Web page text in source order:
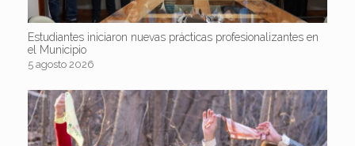
Estudiantes iniciaron nuevas prácticas profesionalizantes en
el Municipio
5 agosto 2026